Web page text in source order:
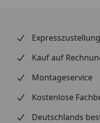
Kauf auf
Montageservice
Kostenlose
Deutschlands